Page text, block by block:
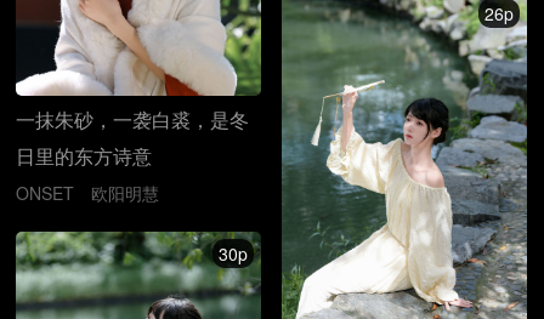
一抹朱砂，一袭白裘，是冬
日里的东方诗意
ONSET 欧阳明慧
26p
30p